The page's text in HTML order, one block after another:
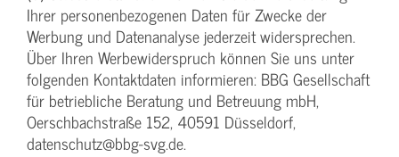
Ihrer personenbezogenen Daten für Zwecke der
Werbung und Datenanalyse jederzeit widersprechen.
Über Ihren Werbewiderspruch können Sie uns unter
folgenden Kontaktdaten informieren: BBG Gesellschaft
für betriebliche Beratung und Betreuung mbH,
Oerschbachstraße 152, 40591 Düsseldorf,
datenschutz@bbg-svg.de.